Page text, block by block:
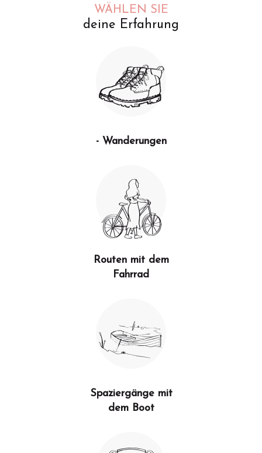
WÄHLEN SIE
deine Erfahrung
- Wanderungen
Routen mit dem
Fahrrad
Spaziergänge mit
dem Boot